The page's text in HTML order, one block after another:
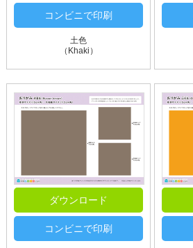
コンビニで印刷
土色
（Khaki）
ダウンロード
コンビニで印刷